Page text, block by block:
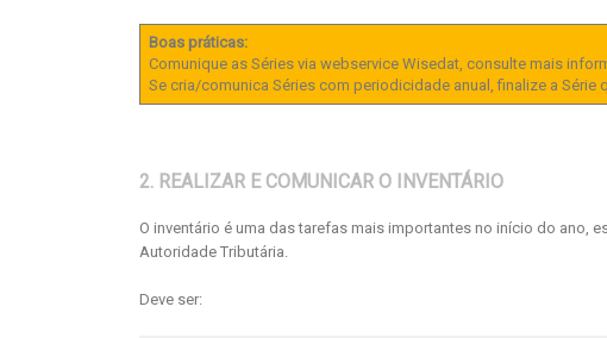
Boas práticas:
Comunique as Séries via webservice Wisedat, consulte mais
Se cria/comunica Séries com periodicidade anual, finalize a Série
2. REALIZAR E COMUNICAR O INVENTÁRIO
O inventário é uma das tarefas mais importantes no início do ano,
Autoridade Tributária.
Deve ser: